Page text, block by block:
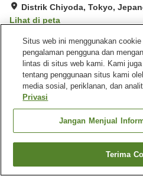
Distrik Chiyoda, Tokyo,
Lihat di peta
Sangat baik Ulasan: 567
Fasilitas properti
Tempat parkir
Mesin penjual otomatis
Beranda Jepang Tokyo
APA Hotel Kanda Jimbocho Ekihigashi
Cari
Situs web ini menggunakan
pengalaman pengguna dan
lintas di situs web kami. Kami
tentang penggunaan situs kami
media sosial, periklanan, dan
Privasi
Jangan Menjual
Terima